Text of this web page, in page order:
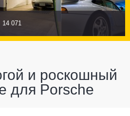
14 071
и роскошный
для Porsche